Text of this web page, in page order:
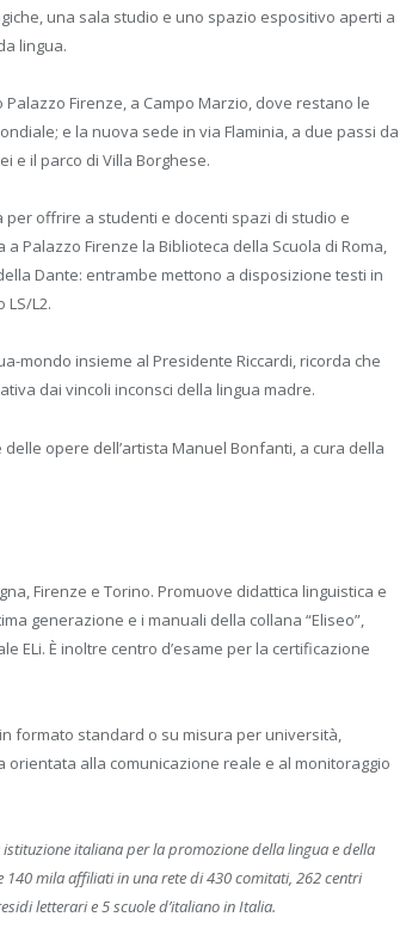
una sala studio e uno spazio espositivo aperti a
lingua.
Firenze, a Campo Marzio, dove restano le
e la nuova sede in via Flaminia, a due passi da
e il parco di Villa Borghese.
per offrire a studenti e docenti spazi di studio e
Palazzo Firenze la Biblioteca della Scuola di Roma,
Dante: entrambe mettono a disposizione testi in
L2.
mondo insieme al Presidente Riccardi, ricorda che
dai vincoli inconsci della lingua madre.
opere dell’artista Manuel Bonfanti, a cura della
Firenze e Torino. Promuove didattica linguistica e
generazione e i manuali della collana “Eliseo”,
ELi. È inoltre centro d’esame per la certificazione
formato standard o su misura per università,
orientata alla comunicazione reale e al monitoraggio
italiana per la promozione della lingua e della
mila affiliati in una rete di 430 comitati, 262 centri
letterari e 5 scuole d’italiano in Italia.